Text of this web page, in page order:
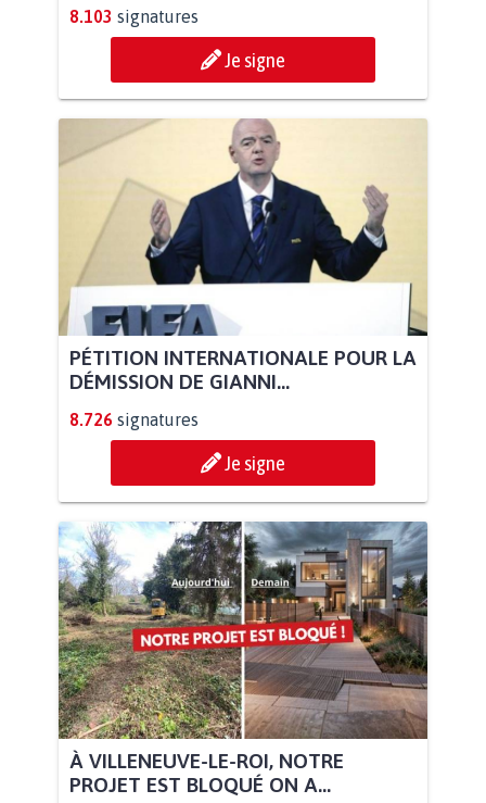
8.103 signatures
Je signe
PÉTITION INTERNATIONALE POUR LA
DÉMISSION DE GIANNI...
8.726 signatures
Je signe
À VILLENEUVE-LE-ROI, NOTRE
PROJET EST BLOQUÉ ON A...